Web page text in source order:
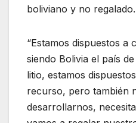
boliviano y no regalado.
“Estamos dispuestos a
siendo Bolivia el país
litio, estamos
recurso, pero también
desarrollarnos,